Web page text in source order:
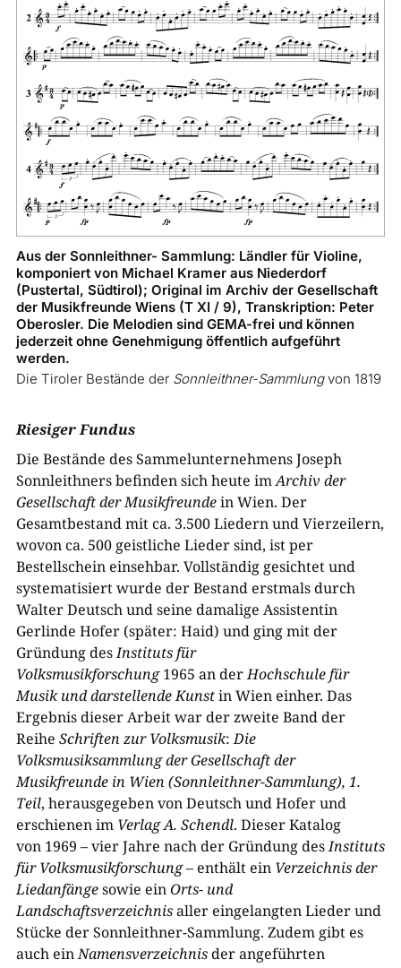
Aus der Sonnleithner- Sammlung: Ländler für Violine,
komponiert von Michael Kramer aus Niederdorf
(Pustertal, Südtirol); Original im Archiv der Gesellschaft
der Musikfreunde Wiens (T XI / 9), Transkription: Peter
Oberosler. Die Melodien sind GEMA-frei und können
jederzeit ohne Genehmigung öffentlich aufgeführt
werden.
Die Tiroler Bestände der Sonnleithner-Sammlungvon 1819
Riesiger Fundus
Die Bestände des Sammelunternehmens Joseph
Sonnleithners befinden sich heute imArchiv der
Gesellschaft der Musikfreundein Wien. Der
Gesamtbestand mit ca. 3.500Liedern und Vierzeilern,
wovon ca. 500 geistliche Lieder sind, ist per
Bestellschein einsehbar. Vollständig gesichtet und
systematisiert wurde der Bestand erstmals durch
Walter Deutsch und seine damalige Assistentin
Gerlinde Hofer (später: Haid) und ging mit der
Gründung desInstituts für
Volksmusikforschung 1965 an derHochschule für
Musik und darstellende Kunstin Wien einher. Das
Ergebnis dieser Arbeit war der zweite Band der
Reihe Schriften zur Volksmusik: Die
Volksmusiksammlung der Gesellschaft der
Musikfreunde in Wien (Sonnleithner-Sammlung), 1.
Teil, herausgegeben von Deutsch und Hofer und
erschienen im Verlag A. Schendl. Dieser Katalog
von 1969 – vier Jahre nach der Gründung desInstituts
für Volksmusikforschung– enthält ein Verzeichnis der
Liedanfängesowie einOrts- und
Landschaftsverzeichnisaller eingelangten Lieder und
Stücke der Sonnleithner-Sammlung. Zudem gibt es
auch einNamensverzeichnisder angeführten